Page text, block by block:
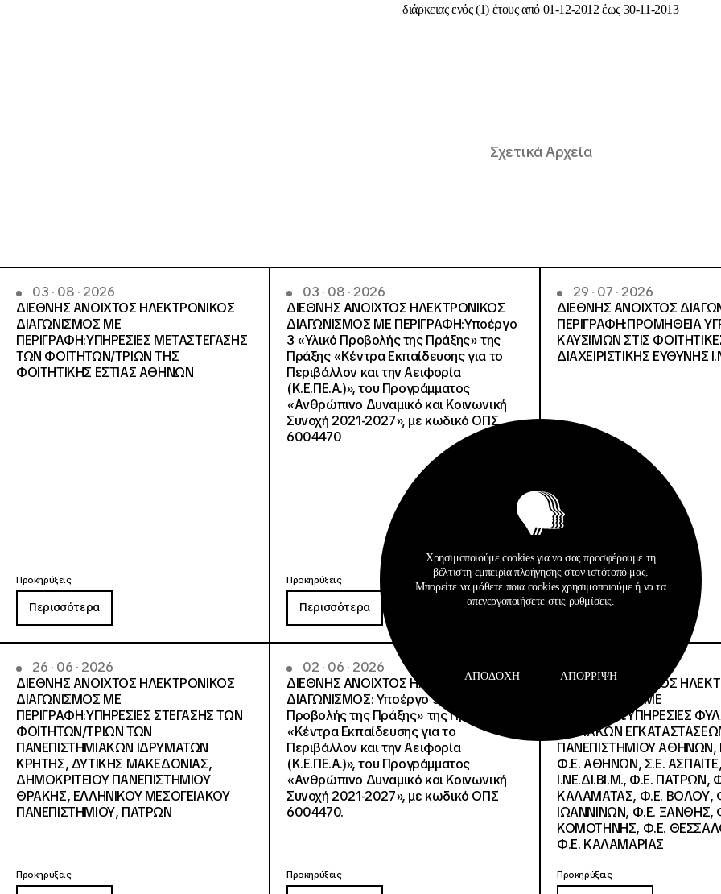
διάρκειας ενός (1) έτους από 01-12-2012 έως 30-11-2013
Σχετικά Αρχεία
03 · 08 · 2026
ΔΙΕΘΝΗΣ ΑΝΟΙΧΤΟΣ ΗΛΕΚΤΡΟΝΙΚΟΣ
ΔΙΑΓΩΝΙΣΜΟΣ ΜΕ
ΠΕΡΙΓΡΑΦΗ:ΥΠΗΡΕΣΙΕΣ METAΣΤΕΓΑΣΗΣ
ΤΩΝ ΦΟΙΤΗΤΩΝ/ΤΡΙΩΝ ΤΗΣ
ΦΟΙΤΗΤΙΚΗΣ ΕΣΤΙΑΣ ΑΘΗΝΩΝ
Προκηρύξεις
Περισσότερα
03 · 08 · 2026
ΔΙΕΘΝΗΣ ΑΝΟΙΧΤΟΣ ΗΛΕΚΤΡΟΝΙΚΟΣ
ΔΙΑΓΩΝΙΣΜΟΣ ΜΕ ΠΕΡΙΓΡΑΦΗ:Υποέργο
3 «Υλικό Προβολής της Πράξης» της
Πράξης «Κέντρα Εκπαίδευσης για το
Περιβάλλον και την Αειφορία
(Κ.Ε.ΠΕ.Α.)», του Προγράμματος
«Ανθρώπινο Δυναμικό και Κοινωνική
Συνοχή 2021-2027», με κωδικό ΟΠΣ
6004470
Προκηρύξεις
Περισσότερα
29 · 07 · 2026
ΔΙΕΘΝΗΣ ΑΝΟΙΧΤΟΣ
ΠΕΡΙΓΡΑΦΗ:ΠΡΟΜΗΘΕΙΑ
ΚΑΥΣΙΜΩΝ ΣΤΙΣ
ΔΙΑΧΕΙΡΙΣΤΙΚΗΣ ΕΥΘΥΝΗΣ
Προκηρύξεις
Περισσότερα
26 · 06 · 2026
ΔΙΕΘΝΗΣ ΑΝΟΙΧΤΟΣ ΗΛΕΚΤΡΟΝΙΚΟΣ
ΔΙΑΓΩΝΙΣΜΟΣ ΜΕ
ΠΕΡΙΓΡΑΦΗ:ΥΠΗΡΕΣΙΕΣ ΣΤΕΓΑΣΗΣ ΤΩΝ
ΦΟΙΤΗΤΩΝ/ΤΡΙΩΝ ΤΩΝ
ΠΑΝΕΠΙΣΤΗΜΙΑΚΩΝ ΙΔΡΥΜΑΤΩΝ
KΡΗΤΗΣ, ΔΥΤΙΚΗΣ ΜΑΚΕΔΟΝΙΑΣ,
ΔΗΜΟΚΡΙΤΕΙΟΥ ΠΑΝΕΠΙΣΤΗΜΙΟΥ
ΘΡΑΚΗΣ, ΕΛΛΗΝΙΚΟΥ ΜΕΣΟΓΕΙΑΚΟΥ
ΠΑΝΕΠΙΣΤΗΜΙΟΥ, ΠΑΤΡΩΝ
Προκηρύξεις
02 · 06 · 2026
ΔΙΕΘΝΗΣ ΑΝΟΙΧΤΟΣ ΗΛΕΚΤΡΟΝΙΚΟΣ
ΔΙΑΓΩΝΙΣΜΟΣ: Υποέργο 3 «Υλικό
Προβολής της Πράξης» της Πράξης
«Κέντρα Εκπαίδευσης για το
Περιβάλλον και την Αειφορία
(Κ.Ε.ΠΕ.Α.)», του Προγράμματος
«Ανθρώπινο Δυναμικό και Κοινωνική
Συνοχή 2021-2027», με κωδικό ΟΠΣ
6004470.
Προκηρύξεις
ΔΙΕΘΝΗΣ ΑΝΟΙΧΤΟΣ
ΔΙΑΓΩΝΙΣΜΟΣ ΜΕ
ΠΕΡΙΓΡΑΦΗ:ΥΠΗΡΕΣΙΕΣ
ΚΤΙΡΙΑΚΩΝ
ΠΑΝΕΠΙΣΤΗΜΙΟΥ ΑΘΗΝΩΝ,
Φ.Ε. ΑΘΗΝΩΝ, Σ.Ε.
Ι.ΝΕ.ΔΙ.ΒΙ.Μ., Φ.Ε. ΠΑΤΡΩΝ,
ΚΑΛΑΜΑΤΑΣ, Φ.Ε. ΒΟΛΟΥ,
ΙΩΑΝΝΙΝΩΝ, Φ.Ε. ΞΑΝΘΗΣ,
ΚΟΜΟΤΗΝΗΣ, Φ.Ε.
Φ.Ε. ΚΑΛΑΜΑΡΙΑΣ
Προκηρύξεις
Χρησιμοποιούμε cookies για να σας προσφέρουμε τη
βέλτιστη εμπειρία πλοήγησης στον ιστότοπό μας.
Μπορείτε να μάθετε ποια cookies χρησιμοποιούμε ή να τα
απενεργοποιήσετε στις ρυθμίσεις
ΑΠΟΔΟΧΉ ΑΠΌΡΡΙΨΗ